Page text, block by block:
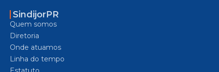
SindijorPR
Quem somos
Diretoria
Onde atuamos
Linha do tempo